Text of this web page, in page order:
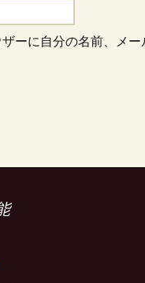
ーに自分の名前、メー